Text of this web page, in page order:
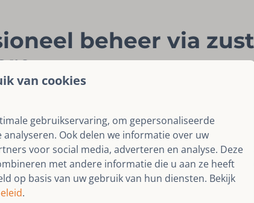
beheer via
in het beheer van vakantieaccommodaties
tot ondersteuning bij zelfmanagement en alles
u de schoonmaak, het bedlinnen,
onderhoud, beantwoording vragen van gasten
wilt doen en alles wat er nog meer bij het beheer
van cookies
gebruikservaring, om gepersonaliseerde
Ook delen we informatie over uw
voor social media, adverteren en analyse. Deze
met andere informatie die u aan ze heeft
op basis van uw gebruik van hun diensten. Bekijk
.